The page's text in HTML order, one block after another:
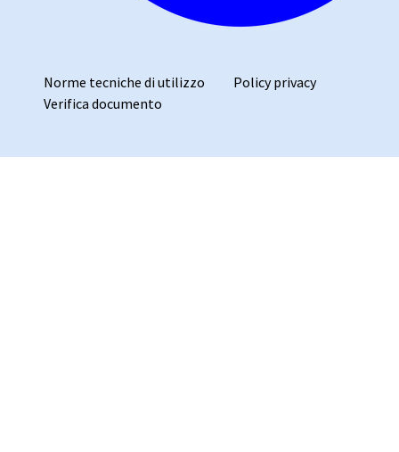
Norme tecniche di utilizzo
Policy privacy
Verifica documento